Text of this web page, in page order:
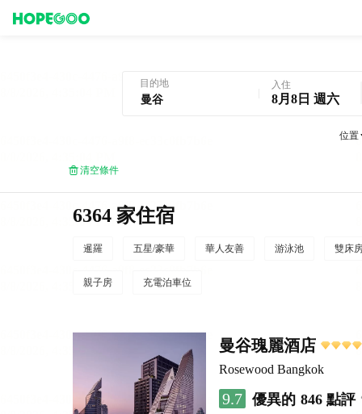
目的地 入住
8月8日 週六
位置
清空條件
6364 家住宿
暹羅 五星/豪華 華人友善 游泳池 雙床
親子房 充電泊車位
曼谷瑰麗酒店
Rosewood Bangkok
9.7 優異的 846 點評